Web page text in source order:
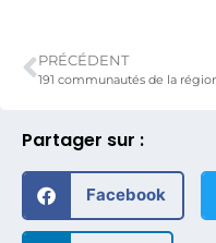
Partager sur :
Facebook
PRÉCÉDENT